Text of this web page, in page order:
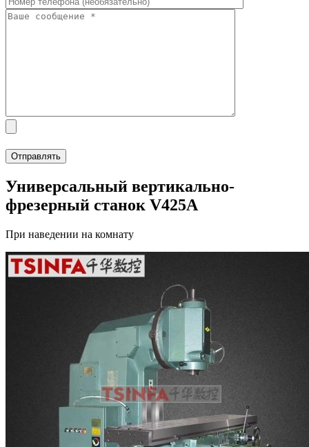
Универсальный вертикально-
фрезерный станок V425A
При наведении на комнату